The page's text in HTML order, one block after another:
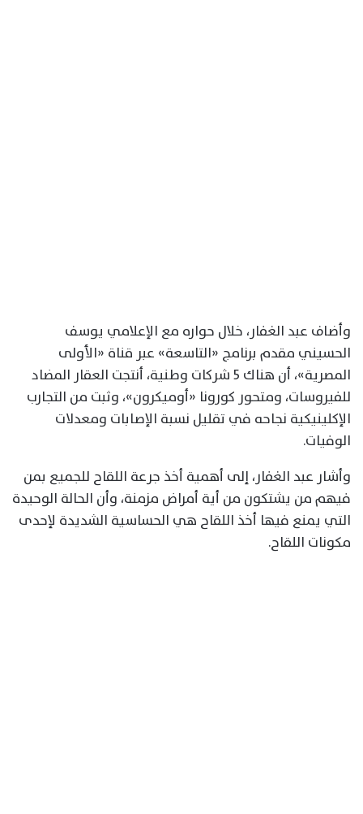
وأضاف عبد الغفار، خلال حواره مع الإعلامي يوسف
الحسيني مقدم برنامج «التاسعة» عبر قناة «الأولى
المصرية»، أن هناك 5 شركات وطنية، أنتجت العقار المضاد
للفيروسات، ومتحور كورونا «أوميكرون»، وثبت من التجارب
الإكلينيكية نجاحه في تقليل نسبة الإصابات ومعدلات
الوفيات.
وأشار عبد الغفار، إلى أهمية أخذ جرعة اللقاح للجميع بمن
فيهم من يشتكون من أية أمراض مزمنة، وأن الحالة الوحيدة
التي يمنع فيها أخذ اللقاح هي الحساسية الشديدة لإحدى
مكونات اللقاح.